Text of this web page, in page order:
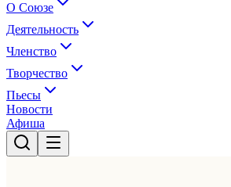
О Союзе
Деятельность
Членство
Творчество
Пьесы
Новости
Афиша